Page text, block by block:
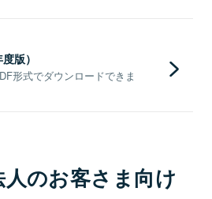
版）
形式でダウンロードできま
のお客さま向け